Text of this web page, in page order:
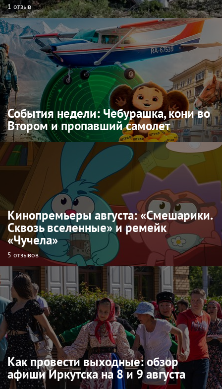
1 отзыв
События недели: Чебурашка, кони во
Втором и пропавший самолет
Кинопремьеры августа: «Смешарики.
Сквозь вселенные» и ремейк
«Чучела»
5 отзывов
Как провести выходные: обзор
афиши Иркутска на 8 и 9 августа